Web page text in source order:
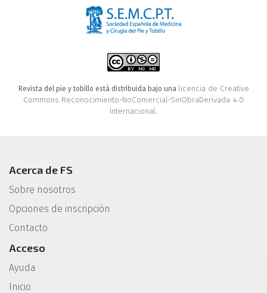
Revista del pie y tobillo está distribuida bajo una licencia de Creative
Commons Reconocimiento-NoComercial-SinObraDerivada 4.0
Internacional.
Acerca de FS
Sobre nosotros
Opciones de inscripción
Contacto
Acceso
Ayuda
Inicio